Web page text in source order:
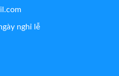
nghỉ lễ